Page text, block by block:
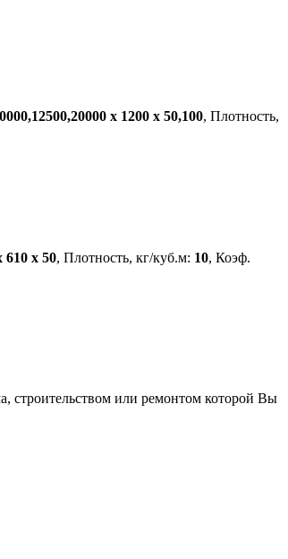
х 1200 х 50,100, Плотность,
610 х 50, Плотность, кг/куб.м: 10, Коэф.
строительством или ремонтом которой Вы